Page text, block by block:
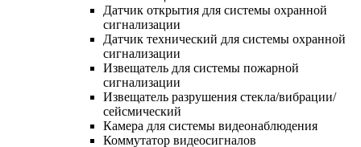
Датчик открытия для системы охранной
сигнализации
Датчик технический для системы охранной
сигнализации
Извещатель для системы пожарной
сигнализации
Извещатель разрушения стекла/вибрации/
сейсмический
Камера для системы видеонаблюдения
Коммутатор видеосигналов